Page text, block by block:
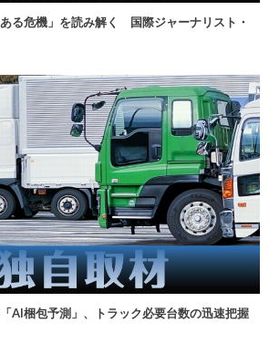
ある危機」を読み解く 国際ジャーナリスト・
AI梱包予測」、トラック必要台数の迅速把握